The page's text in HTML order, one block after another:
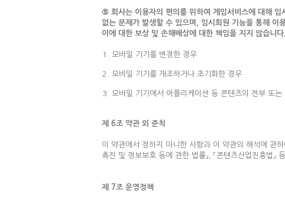
⑤ 회사는 이용자의 편의를 위하여 게임서비스에 대해 임
없는 문제가 발생할 수 있으며, 임시회원 기능을 통해 이
이에 대한 보상 및 손해배상에 대한 책임을 지지 않습니다.
모바일 기기를 변경한 경우
모바일 기기를 개조하거나 초기화한 경우
모바일 기기에서 어플리케이션 등 콘텐츠의 전부 또는
제 6조 약관 외 준칙
이 약관에서 정하지 아니한 사항과 이 약관의 해석에 관하
촉진 및 정보보호 등에 관한 법률」, 「콘텐츠산업진흥법」
제 7조 운영정책